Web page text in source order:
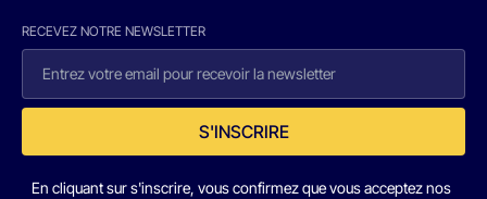
RECEVEZ NOTRE NEWSLETTER
S'INSCRIRE
En cliquant sur s'inscrire, vous confirmez que vous acceptez nos